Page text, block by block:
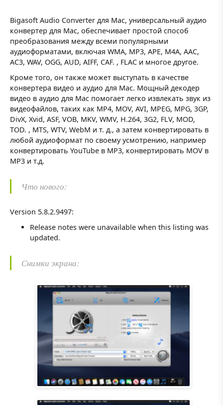
Bigasoft Audio Converter для Mac, универсальный аудио
конвертер для Mac, обеспечивает простой способ
преобразования между всеми популярными
аудиоформатами, включая WMA, MP3, APE, M4A, AAC,
AC3, WAV, OGG, AUD, AIFF, CAF. , FLAC и многое другое.
Кроме того, он также может выступать в качестве
конвертера видео и аудио для Mac. Мощный декодер
видео в аудио для Mac помогает легко извлекать звук из
видеофайлов, таких как MP4, MOV, AVI, MPEG, MPG, 3GP,
DivX, Xvid, ASF, VOB, MKV, WMV, H.264, 3G2, FLV, MOD,
TOD. , MTS, WTV, WebM и т. д., а затем конвертировать в
любой аудиоформат по своему усмотрению, например
конвертировать YouTube в MP3, конвертировать MOV в
MP3 и т.д.
Что нового:
Version 5.8.2.9497:
Release notes were unavailable when this listing was
updated.
Снимки экрана: